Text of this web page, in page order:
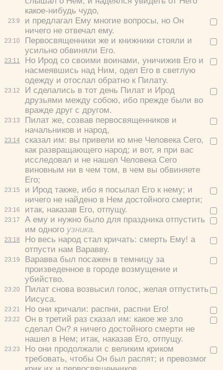
23:9
23:10
23:11
23:12
23:13
23:14
23:15
23:16
23:17
23:18
23:19
23:20
23:21
23:22
23:23
какое-нибудь чудо,
и предлагал Ему многие вопросы, но Он
ничего не отвечал ему.
Первосвященники же и книжники стояли и
усильно обвиняли Его.
Но Ирод со своими воинами, уничижив Его и
насмеявшись над Ним, одел Его в светлую
одежду и отослал обратно к Пилату.
И сделались в тот день Пилат и Ирод
друзьями между собою, ибо прежде были во
вражде друг с другом.
Пилат же, созвав первосвященников и
начальников и народ,
сказал им: вы привели ко мне Человека Сего,
как развращающего народ; и вот, я при вас
исследовал и не нашел Человека Сего
виновным ни в чем том, в чем вы обвиняете
Его;
и Ирод также, ибо я посылал Его к нему; и
ничего не найдено в Нем достойного смерти;
итак, наказав Его, отпущу.
А ему и нужно было для праздника отпустить
им одного узника.
Но весь народ стал кричать: смерть Ему! а
отпусти нам Варавву.
Варавва был посажен в темницу за
произведенное в городе возмущение и
убийство.
Пилат снова возвысил голос, желая отпустить
Иисуса.
Но они кричали: распни, распни Его!
Он в третий раз сказал им: какое же зло
сделал Он? я ничего достойного смерти не
нашел в Нем; итак, наказав Его, отпущу.
Но они продолжали с великим криком
требовать, чтобы Он был распят; и превозмог